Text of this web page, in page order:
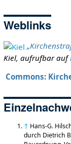
Weblinks
Kiel, aufrufbar auf
Commons:
↑ Hans-G.
durch Dietrich